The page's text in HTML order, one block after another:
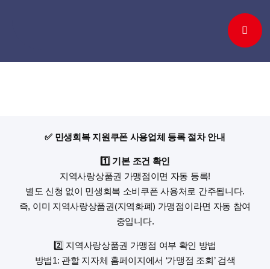
✅ 민생회복 지원쿠폰 사용업체 등록 절차 안내
1️⃣ 기본 조건 확인
지역사랑상품권 가맹점이면 자동 등록!
별도 신청 없이 민생회복 소비쿠폰 사용처로 간주됩니다.
즉, 이미 지역사랑상품권(지역화폐) 가맹점이라면 자동 참여
중입니다.
2️⃣ 지역사랑상품권 가맹점 여부 확인 방법
방법1: 관할 지자체 홈페이지에서 ‘가맹점 조회’ 검색